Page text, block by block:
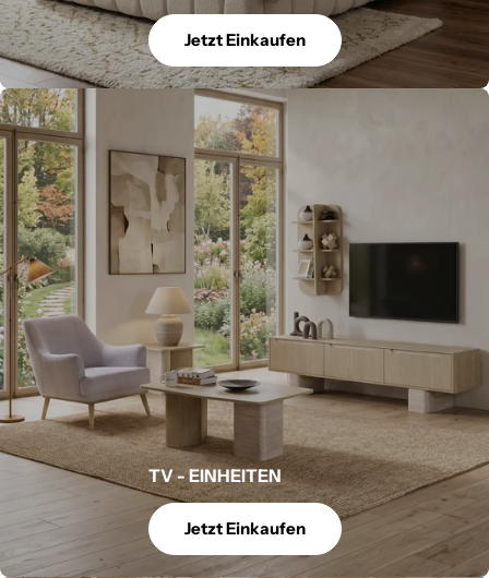
Jetzt Einkaufen
TV - EINHEITEN
Jetzt Einkaufen